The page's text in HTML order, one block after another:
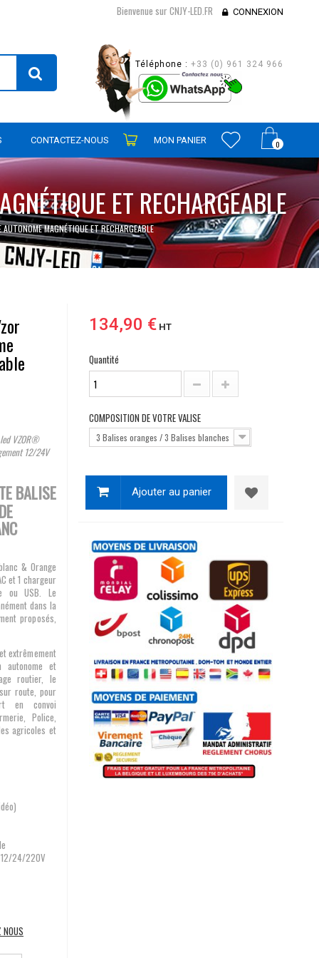
Bienvenue sur CNJY-LED.FR CONNEXION
Téléphone : +33 (0) 961 324 966
0
CONTACTEZ-NOUS MON PANIER
ET RECHARGEABLE
MAGNÉTIQUE ET RECHARGEABLE
VZOR®
12/24V
BALISE
& Orange
et 1 chargeur
ou USB. Le
dans la
proposés,
extrêmement
autonome et
routier, le
route, pour
en convoi
Police,
agricoles et
24/220V
NOUS
134,90 €HT
Quantité
COMPOSITION DE VOTRE VALISE
3 Balises oranges / 3 Balises blanches
Ajouter au panier